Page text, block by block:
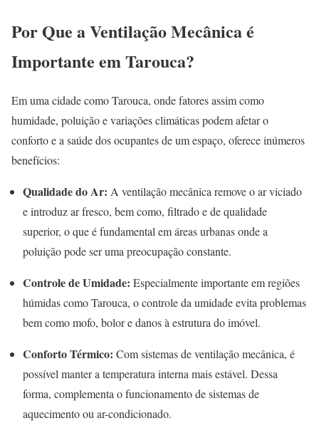
Por Que a Ventilação Mecânica é
Importante em Tarouca?
Em uma cidade como Tarouca, onde fatores assim como
humidade, poluição e variações climáticas podem afetar o
conforto e a saúde dos ocupantes de um espaço, oferece inúmeros
benefícios:
Qualidade do Ar: A ventilação mecânica remove o ar viciado
e introduz ar fresco, bem como, filtrado e de qualidade
superior, o que é fundamental em áreas urbanas onde a
poluição pode ser uma preocupação constante.
Controle de Umidade: Especialmente importante em regiões
húmidas como Tarouca, o controle da umidade evita problemas
bem como mofo, bolor e danos à estrutura do imóvel.
Conforto Térmico: Com sistemas de ventilação mecânica, é
possível manter a temperatura interna mais estável. Dessa
forma, complementa o funcionamento de sistemas de
aquecimento ou ar-condicionado.